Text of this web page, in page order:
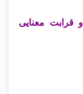
معنایی